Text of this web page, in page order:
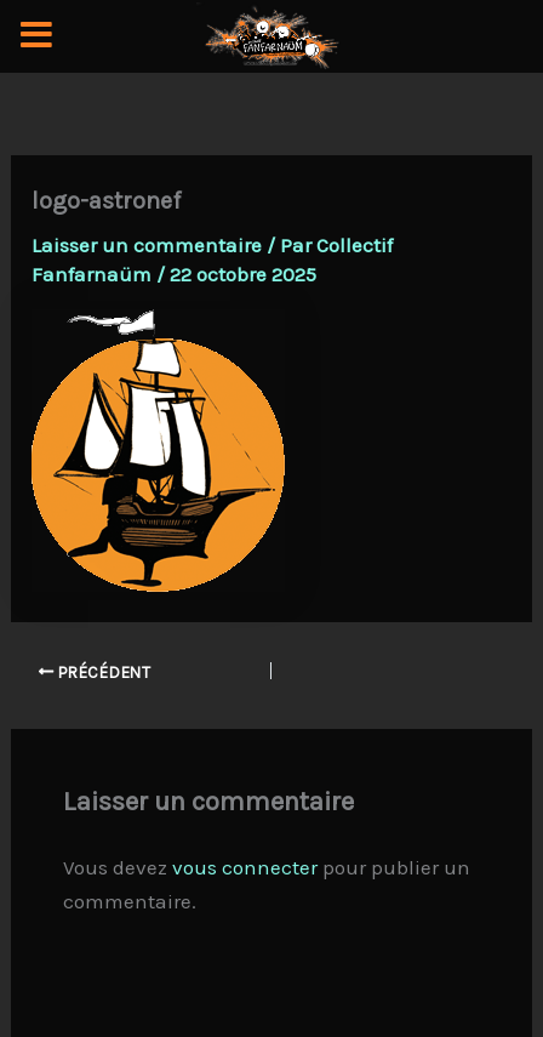
Aller
au
logo-astronef
Laisser un commentaire / ParCollectif
Fanfarnaüm /22 octobre 2025
PRÉCÉDENT
Laisser un commentaire
Vous devez vous connecterpour publier un
commentaire.